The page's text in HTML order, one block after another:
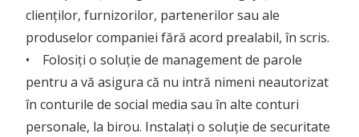
clienților, furnizorilor, partenerilor sau ale
produselor companiei fără acord prealabil, în scris.
• Folosiți o soluție de management de parole
pentru a vă asigura că nu intră nimeni neautorizat
în conturile de social media sau în alte conturi
personale, la birou. Instalați o soluție de securitate